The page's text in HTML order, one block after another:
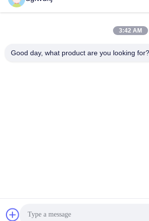
3:42 AM
Good day, what product are you looking for?